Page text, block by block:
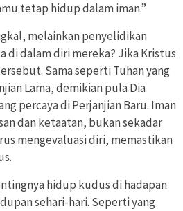
tetap hidup dalam iman.”
melainkan penyelidikan
di dalam diri mereka? Jika Kristus
Sama seperti Tuhan yang
Lama, demikian pula Dia
percaya di Perjanjian Baru. Iman
dan ketaatan, bukan sekadar
mengevaluasi diri, memastikan
hidup kudus di hadapan
sehari-hari. Seperti yang